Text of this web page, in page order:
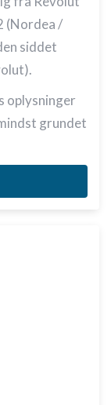
(Nordea /
siddet
oplysninger
grundet